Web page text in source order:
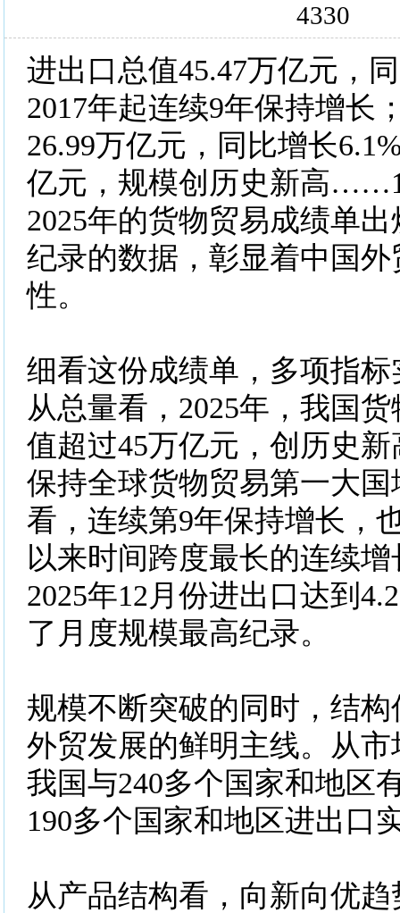
4330
进出口总值45.47万亿元，
2017年起连续9年保持增长
26.99万亿元，同比增长
亿元，规模创历史新高
2025年的货物贸易成绩单
纪录的数据，彰显着中国
性。
细看这份成绩单，多项指
从总量看，2025年，我国
值超过45万亿元，创历史
保持全球货物贸易第一大
看，连续第9年保持增长，
以来时间跨度最长的连续
2025年12月份进出口达到
了月度规模最高纪录。
规模不断突破的同时，结构
外贸发展的鲜明主线。从市
我国与240多个国家和地区
190多个国家和地区进出口
从产品结构看，向新向优